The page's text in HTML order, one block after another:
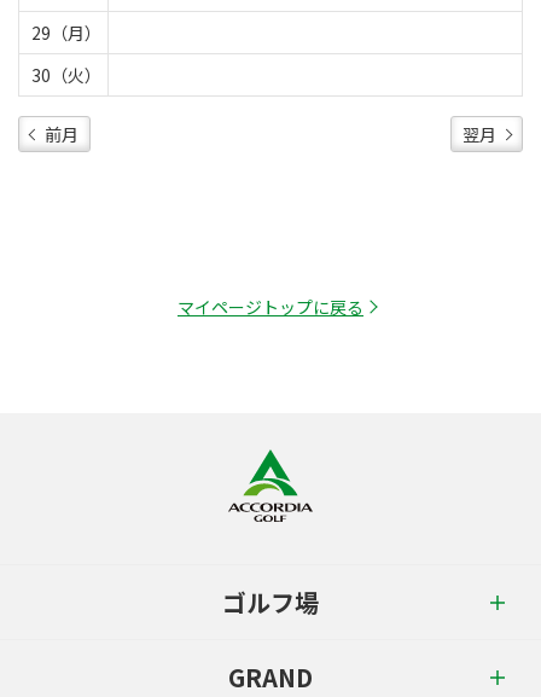
29（月）
30（火）
前月 翌月
マイページトップに戻る
ゴルフ場
GRAND